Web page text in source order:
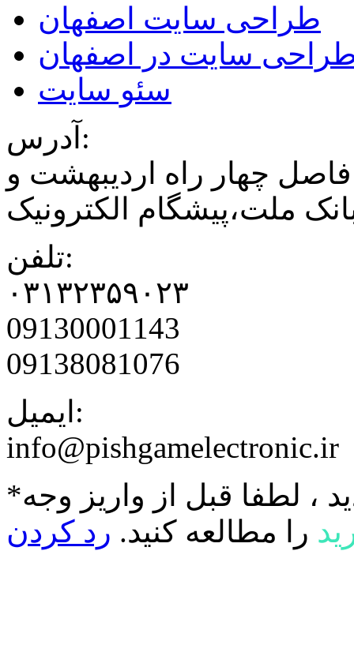
طراحی سایت اصفهان
سایت در اصفهان
سئو سایت
آدرس:
چهار راه اردیبهشت و
ملت،پیشگام الکترونیک
تلفن:
۰۳۱۳۲۳۵۹۰۲۳
09130001143
09138081076
ایمیل:
info@pishgamelectronic.ir
، لطفا قبل از واریز وجه
را مطالعه کنید. رد کردن